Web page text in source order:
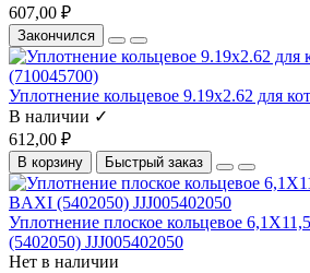
607,00 ₽
Закончился
Уплотнение кольцевое 9.19х2.62 для
В наличии ✓
612,00 ₽
В корзину Быстрый заказ
Уплотнение плоское кольцевое
(5402050) JJJ005402050
Нет в наличии